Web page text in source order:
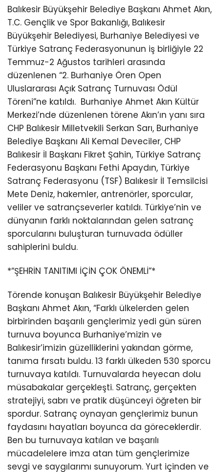
Balıkesir Büyükşehir Belediye Başkanı Ahmet Akın,
T.C. Gençlik ve Spor Bakanlığı, Balıkesir
Büyükşehir Belediyesi, Burhaniye Belediyesi ve
Türkiye Satranç Federasyonunun iş birliğiyle 22
Temmuz-2 Ağustos tarihleri arasında
düzenlenen “2. Burhaniye Ören Open
Uluslararası Açık Satranç Turnuvası Ödül
Töreni”ne katıldı. Burhaniye Ahmet Akın Kültür
Merkezi’nde düzenlenen törene Akın’ın yanı sıra
CHP Balıkesir Milletvekili Serkan Sarı, Burhaniye
Belediye Başkanı Ali Kemal Deveciler, CHP
Balıkesir İl Başkanı Fikret Şahin, Türkiye Satranç
Federasyonu Başkanı Fethi Apaydın, Türkiye
Satranç Federasyonu (TSF) Balıkesir İl Temsilcisi
Mete Deniz, hakemler, antrenörler, sporcular,
veliler ve satrançseverler katıldı. Türkiye’nin ve
dünyanın farklı noktalarından gelen satranç
sporcularını buluşturan turnuvada ödüller
sahiplerini buldu.
*“ŞEHRİN TANITIMI İÇİN ÇOK ÖNEMLİ”*
Törende konuşan Balıkesir Büyükşehir Belediye
Başkanı Ahmet Akın, “Farklı ülkelerden gelen
birbirinden başarılı gençlerimiz yedi gün süren
turnuva boyunca Burhaniye’mizin ve
Balıkesir’imizin güzelliklerini yakından görme,
tanıma fırsatı buldu. 13 farklı ülkeden 530 sporcu
turnuvaya katıldı. Turnuvalarda heyecan dolu
müsabakalar gerçekleşti. Satranç, gerçekten
stratejiyi, sabrı ve pratik düşünceyi öğreten bir
spordur. Satranç oynayan gençlerimiz bunun
faydasını hayatları boyunca da göreceklerdir.
Ben bu turnuvaya katılan ve başarılı
mücadelelere imza atan tüm gençlerimize
sevgi ve saygılarımı sunuyorum. Yurt içinden ve